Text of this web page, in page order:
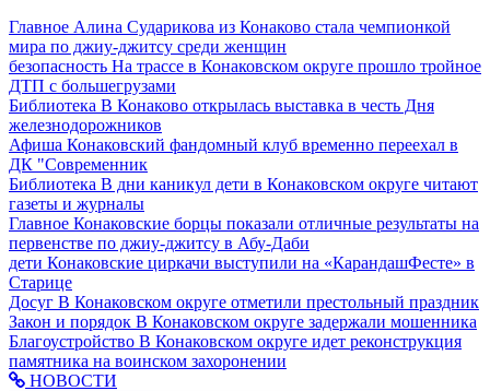
Главное Алина Сударикова из Конаково стала чемпионкой
мира по джиу-джитсу среди женщин
безопасность На трассе в Конаковском округе прошло тройное
ДТП с большегрузами
Библиотека В Конаково открылась выставка в честь Дня
железнодорожников
Афиша Конаковский фандомный клуб временно переехал в
ДК "Современник
Библиотека В дни каникул дети в Конаковском округе читают
газеты и журналы
Главное Конаковские борцы показали отличные результаты на
первенстве по джиу-джитсу в Абу-Даби
дети Конаковские циркачи выступили на «КарандашФесте» в
Старице
Досуг В Конаковском округе отметили престольный праздник
Закон и порядок В Конаковском округе задержали мошенника
Благоустройство В Конаковском округе идет реконструкция
памятника на воинском захоронении
НОВОСТИ